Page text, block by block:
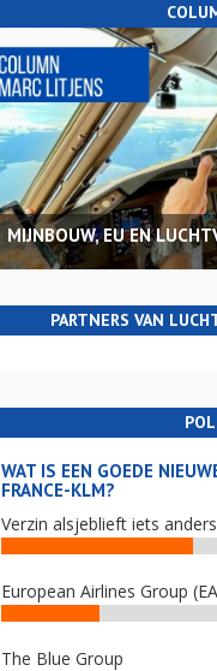
MIJNBOUW, EU EN
PARTNERS VAN
WAT IS EEN GOEDE
FRANCE-KLM?
Verzin alsjeblieft iets anders
European Airlines Group
The Blue Group